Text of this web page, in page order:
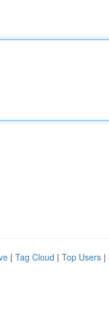
| Tag Cloud | Top Users |